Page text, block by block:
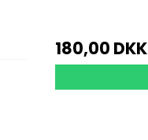
180,00 DKK